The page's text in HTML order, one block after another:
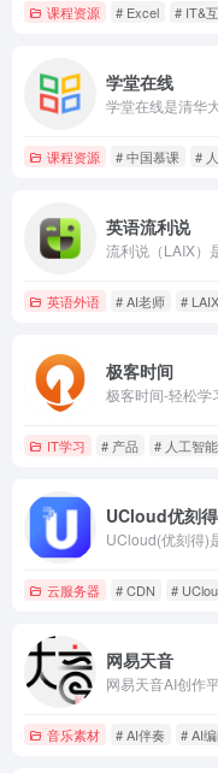
课程资源 # Excel # IT&
学堂在线
课程资源 # 中国慕课 #
英语流利说
英语外语 # AI老师 # LAIX
极客时间
极客时间-轻松学
IT学习 # 产品 # 人工智能
UCloud优刻得
云服务器 # CDN #
网易天音
音乐素材 # AI伴奏 # AI